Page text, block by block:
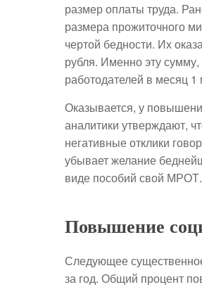
размер оплаты труда.
размера прожиточного
чертой бедности. Их
рубля. Именно эту сумму,
работодателей в месяц
Оказывается, у
аналитики утверждают,
негативные отклики
убывает желание
виде пособий свой МРОТ.
Повышение
Следующее
за год. Общий процент